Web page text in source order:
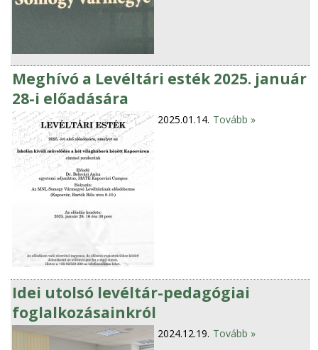
Meghívó a Levéltári esték 2025. január
28-i előadására
2025.01.14. Tovább »
Idei utolsó levéltár-pedagógiai
foglalkozásainkról
2024.12.19. Tovább »